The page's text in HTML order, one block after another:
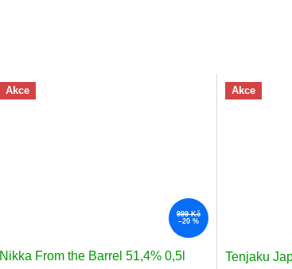
Akce
999 Kč
–20 %
Nikka From the Barrel 51,4% 0,5l
Akce
Tenjaku